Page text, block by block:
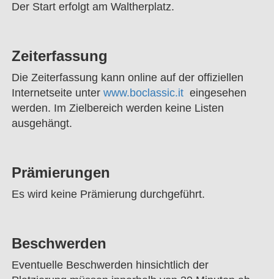
Der Start erfolgt am Waltherplatz.
Zeiterfassung
Die Zeiterfassung kann online auf der offiziellen
Internetseite unterwww.boclassic.it eingesehen
werden. Im Zielbereich werden keine Listen
ausgehängt.
Prämierungen
Es wird keine Prämierung durchgeführt.
Beschwerden
Eventuelle Beschwerden hinsichtlich der